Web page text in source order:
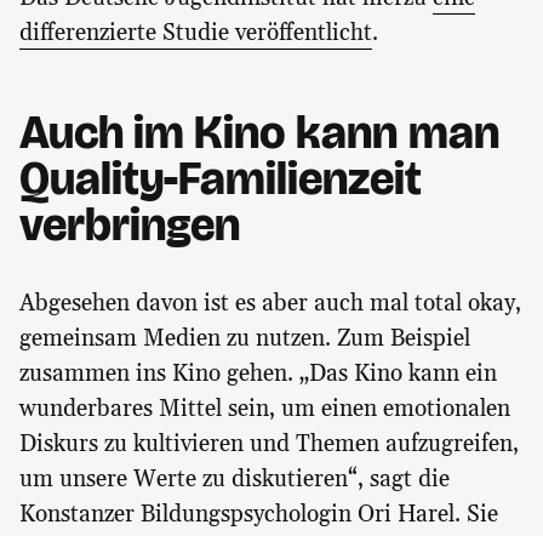
differenzierte Studie veröffentlicht.
Auch im Kino kann man
Quality-Familienzeit
verbringen
Abgesehen davon ist es aber auch mal total okay,
gemeinsam Medien zu nutzen. Zum Beispiel
zusammen ins Kino gehen. „Das Kino kann ein
wunderbares Mittel sein, um einen emotionalen
Diskurs zu kultivieren und Themen aufzugreifen,
um unsere Werte zu diskutieren“, sagt die
Konstanzer Bildungspsychologin Ori Harel. Sie